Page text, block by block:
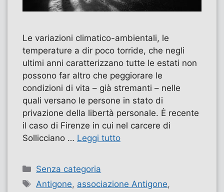
Le variazioni climatico-ambientali, le
temperature a dir poco torride, che negli
ultimi anni caratterizzano tutte le estati non
possono far altro che peggiorare le
condizioni di vita – già stremanti – nelle
quali versano le persone in stato di
privazione della libertà personale. Ė recente
il caso di Firenze in cui nel carcere di
Sollicciano … Leggi tutto
Categorie
Senza categoria
Tag
Antigone, associazione Antigone,